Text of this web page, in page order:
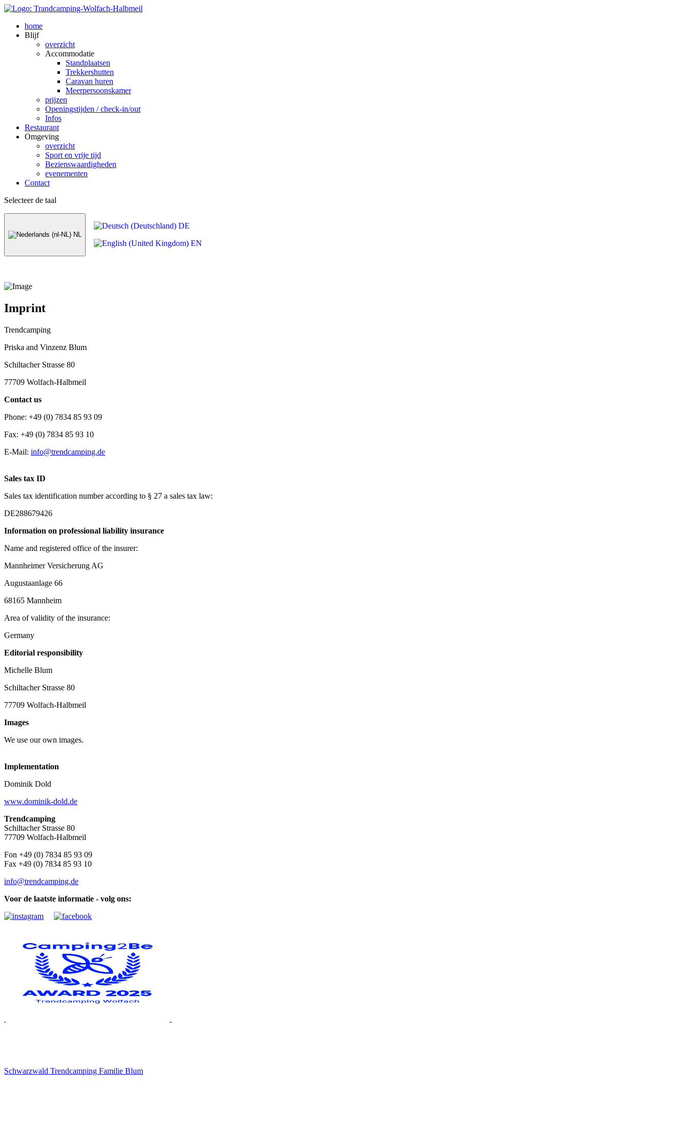
home
Blijf
overzicht
Accommodatie
Standplaatsen
Trekkershutten
Caravan huren
Meerpersoonskamer
prijzen
Openingstijden / check-in/out
Infos
Restaurant
Omgeving
overzicht
Sport en vrije tijd
Bezienswaardig­heden
evenementen
Contact
Selecteer de taal
NL
DE
EN
Imprint
Trendcamping
Priska and Vinzenz Blum
Schiltacher Strasse 80
77709 Wolfach-Halbmeil
Contact us
Phone: +49 (0) 7834 85 93 09
Fax: +49 (0) 7834 85 93 10
E-Mail: info@trendcamping.de
Sales tax ID
Sales tax identification number according to § 27 a sales tax law:
DE288679426
Information on professional liability insurance
Name and registered office of the insurer:
Mannheimer Versicherung AG
Augustaanlage 66
68165 Mannheim
Area of validity of the insurance:
Germany
Editorial responsibility
Michelle Blum
Schiltacher Strasse 80
77709 Wolfach-Halbmeil
Images
We use our own images.
Implementation
Dominik Dold
www.dominik-dold.de
Trendcamping
Schiltacher Strasse 80
77709 Wolfach-Halbmeil
Fon +49 (0) 7834 85 93 09
Fax +49 (0) 7834 85 93 10
info@trendcamping.de
Voor de laatste informatie - volg ons:
Schwarzwald Trendcamping Familie Blum